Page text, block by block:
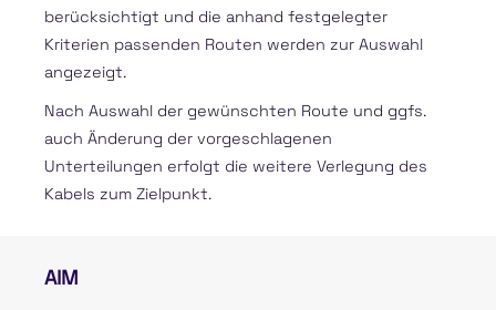
berücksichtigt und die anhand festgelegter
Kriterien passenden Routen werden zur Auswahl
angezeigt.
Nach Auswahl der gewünschten Route und ggfs.
auch Änderung der vorgeschlagenen
Unterteilungen erfolgt die weitere Verlegung des
Kabels zum Zielpunkt.
AIM